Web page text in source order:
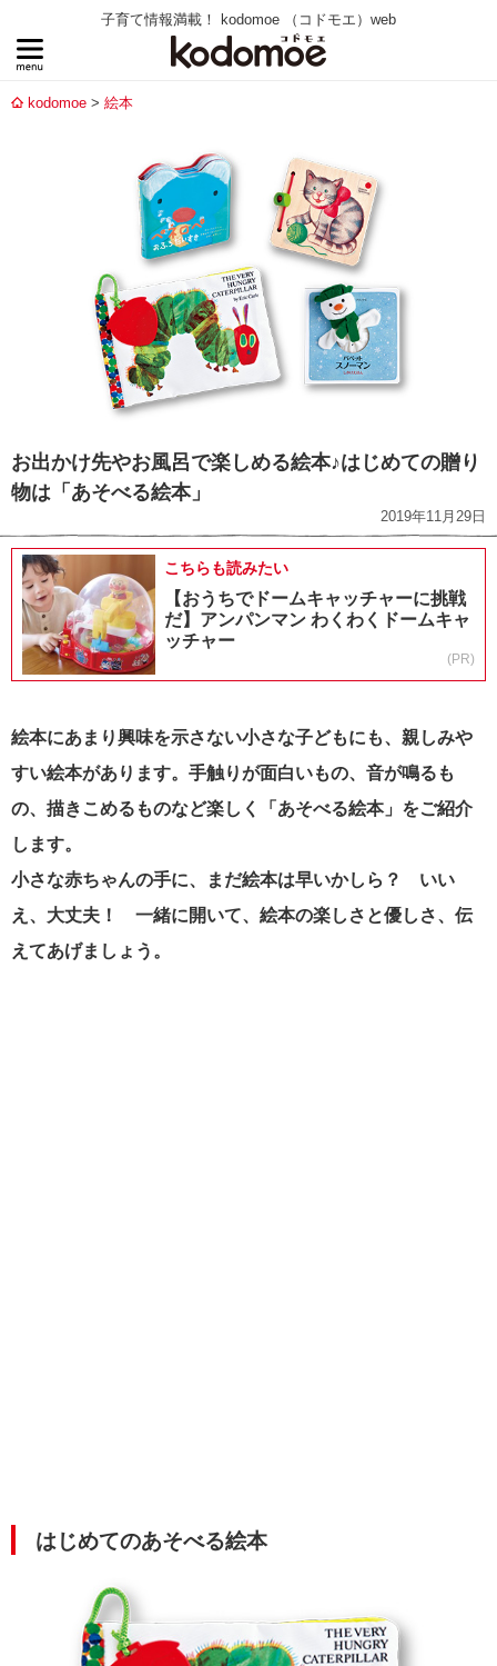
子育て情報満載！ kodomoe （コドモエ）web
kodomoe 絵本
お出かけ先やお風呂で楽しめる絵本♪はじめての贈り
物は「あそべる絵本」
2019年11月29日
こちらも読みたい
【おうちでドームキャッチャーに挑戦
だ】アンパンマン わくわくドームキャ
ッチャー
(PR)
絵本にあまり興味を示さない小さな子どもにも、親しみや
すい絵本があります。手触りが面白いもの、音が鳴るも
の、描きこめるものなど楽しく「あそべる絵本」をご紹介
します。
小さな赤ちゃんの手に、まだ絵本は早いかしら？ いい
え、大丈夫！ 一緒に開いて、絵本の楽しさと優しさ、伝
えてあげましょう。
はじめてのあそべる絵本